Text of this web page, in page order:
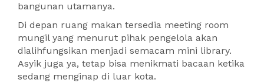
bangunan utamanya.
Di depan ruang makan tersedia meeting room
mungil yang menurut pihak pengelola akan
dialihfungsikan menjadi semacam mini library.
Asyik juga ya, tetap bisa menikmati bacaan ketika
sedang menginap di luar kota.